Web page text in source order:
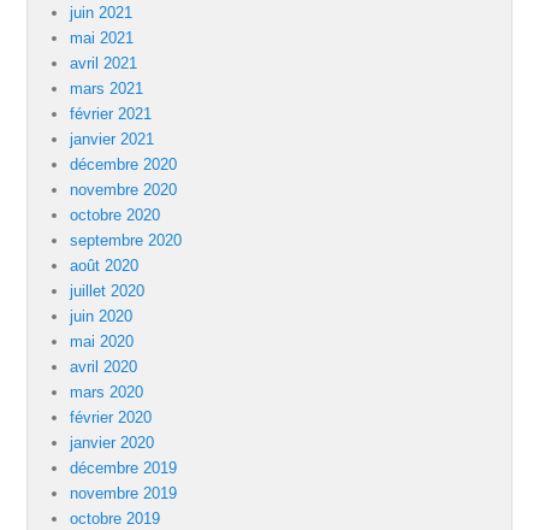
juin 2021
mai 2021
avril 2021
mars 2021
février 2021
janvier 2021
décembre 2020
novembre 2020
octobre 2020
septembre 2020
août 2020
juillet 2020
juin 2020
mai 2020
avril 2020
mars 2020
février 2020
janvier 2020
décembre 2019
novembre 2019
octobre 2019